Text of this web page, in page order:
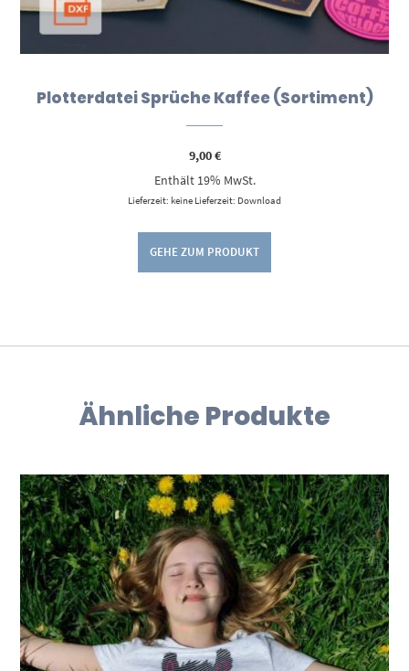
Plotterdatei Sprüche Kaffee (Sortiment)
9,00€
Enthält 19% MwSt.
Lieferzeit: keine Lieferzeit: Download
GEHE ZUM PRODUKT
Ähnliche Produkte